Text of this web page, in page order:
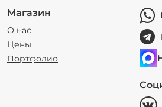
Магазин
О нас
Цены
Портфолио